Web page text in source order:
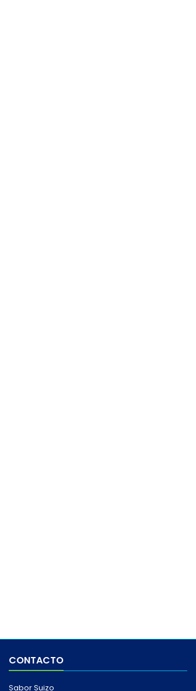
CONTACTO
Sabor Suizo